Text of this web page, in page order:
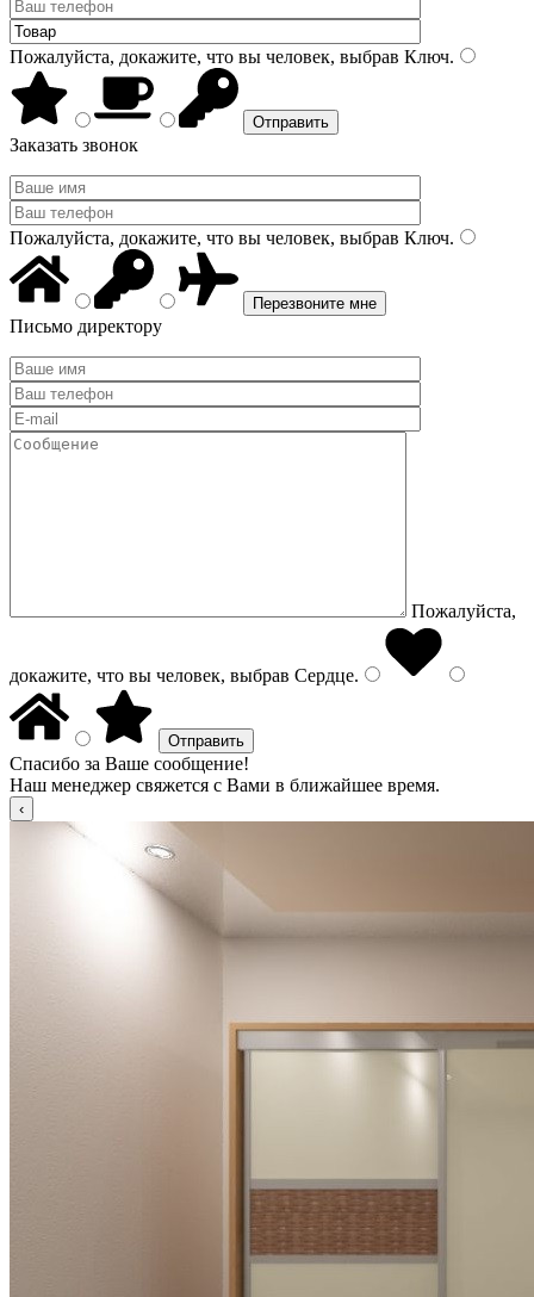
Пожалуйста, докажите, что вы человек, выбрав Ключ.
Заказать звонок
Пожалуйста, докажите, что вы человек, выбрав Ключ.
Письмо директору
Пожалуйста,
докажите, что вы человек, выбрав Сердце.
Спасибо за Ваше сообщение!
Наш менеджер свяжется с Вами в ближайшее время.